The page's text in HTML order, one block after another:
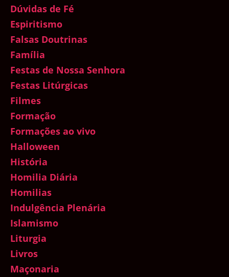
Dúvidas de Fé
Espiritismo
Falsas Doutrinas
Família
Festas de Nossa Senhora
Festas Litúrgicas
Filmes
Formação
Formações ao vivo
Halloween
História
Homilia Diária
Homilias
Indulgência Plenária
Islamismo
Liturgia
Livros
Maçonaria